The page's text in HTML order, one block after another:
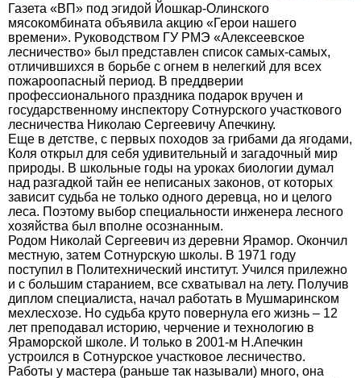
Газета «ВП» под эгидой Йошкар-Олинского
мясокомбината объявила акцию «Герои нашего
времени». Руководством ГУ РМЭ «Алексеевское
лесничество» был представлен список самых-самых,
отличившихся в борьбе с огнем в нелегкий для всех
пожароопасный период. В преддверии
профессионального праздника подарок вручен и
государственному инспектору Сотнурского участкового
лесничества Николаю Сергеевичу Апечкину.
Еще в детстве, с первых походов за грибами да ягодами,
Коля открыл для себя удивительный и загадочный мир
природы. В школьные годы на уроках биологии думал
над разгадкой тайн ее неписаных законов, от которых
зависит судьба не только одного деревца, но и целого
леса. Поэтому выбор специальности инженера лесного
хозяйства был вполне осознанным.
Родом Николай Сергеевич из деревни Ярамор. Окончил
местную, затем Сотнурскую школы. В 1971 году
поступил в Политехнический институт. Учился прилежно
и с большим старанием, все схватывал на лету. Получив
диплом специалиста, начал работать в Мушмаринском
мехлесхозе. Но судьба круто повернула его жизнь – 12
лет преподавал историю, черчение и технологию в
Яраморской школе. И только в 2001-м Н.Апечкин
устроился в Сотнурское участковое лесничество.
Работы у мастера (раньше так называли) много, она